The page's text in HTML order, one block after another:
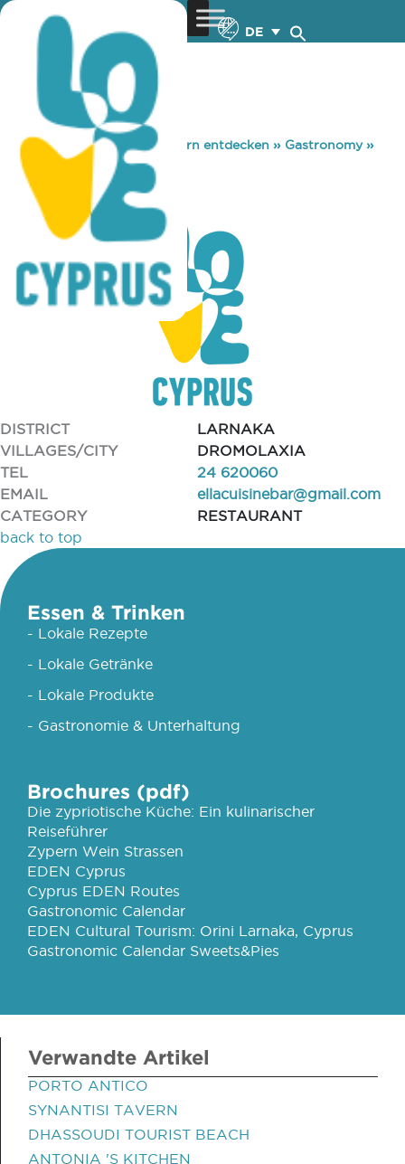
DE
You are here: Home »Zypern entdecken » Gastronomy»
ELLA CUISINE
ELLA CUISINE
DISTRICT
LARNAKA
VILLAGES/CITY
DROMOLAXIA
TEL
24 620060
EMAIL
ellacuisinebar@gmail.com
CATEGORY
RESTAURANT
back to top
Essen & Trinken
- Lokale Rezepte
- Lokale Getränke
- Lokale Produkte
- Gastronomie & Unterhaltung
Brochures (pdf)
Die zypriotische Küche: Ein kulinarischer
Reiseführer
Zypern Wein Strassen
EDEN Cyprus
Cyprus EDEN Routes
Gastronomic Calendar
EDEN Cultural Tourism: Orini Larnaka, Cyprus
Gastronomic Calendar Sweets&Pies
Verwandte Artikel
PORTO ANTICO
SYNANTISI TAVERN
DHASSOUDI TOURIST BEACH
ANTONIA 'S KITCHEN